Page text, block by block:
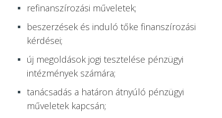
refinanszírozási műveletek;
beszerzések és induló tőke finanszírozási
kérdései;
új megoldások jogi tesztelése pénzügyi
intézmények számára;
tanácsadás a határon átnyúló pénzügyi
műveletek kapcsán;